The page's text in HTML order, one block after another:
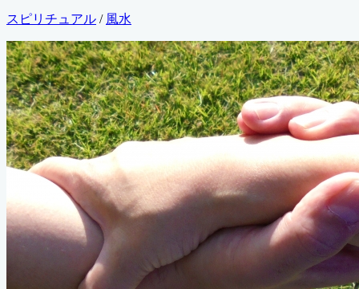
更
新
日
カ
ゴ
リ
ー
スピリチュアル / 風水